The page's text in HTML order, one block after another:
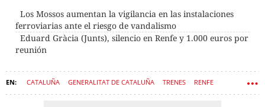
Los Mossos aumentan la vigilancia en las instalaciones
ferroviarias ante el riesgo de vandalismo
Eduard Gràcia (Junts), silencio en Renfe y 1.000 euros por
reunión
CATALUÑA GENERALITAT DE CATALUÑA TRENES RENFE